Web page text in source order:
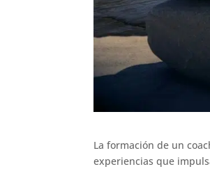
La formación de un
experiencias que